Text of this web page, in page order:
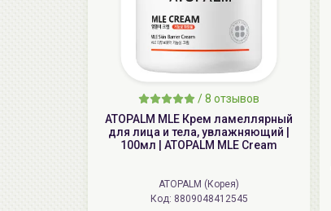
/8 отзывов
ATOPALM MLE Крем ламеллярный
для лица и тела, увлажняющий |
100мл | ATOPALM MLE Cream
ATOPALM (Корея)
Код: 8809048412545